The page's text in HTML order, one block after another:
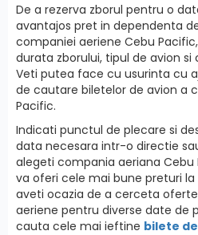
De a rezerva zborul pentru o
avantajos pret in dependenta
companiei aeriene Cebu
durata zborului, tipul de avion
Veti putea face cu usurinta cu
de cautare biletelor de avion a
Pacific.
Indicati punctul de plecare si
data necesara intr-o directie
alegeti compania aeriana
va oferi cele mai bune preturi la
aveti ocazia de a cerceta
aeriene pentru diverse date de
cauta cele mai ieftine bilete